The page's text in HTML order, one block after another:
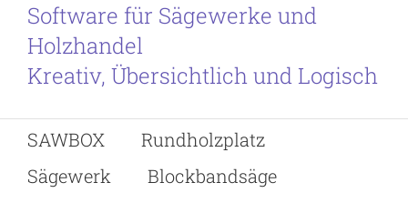
Software für Sägewerke und
Holzhandel
Kreativ, Übersichtlich und Logisch
SAWBOX
Rundholzplatz
Sägewerk
Blockbandsäge